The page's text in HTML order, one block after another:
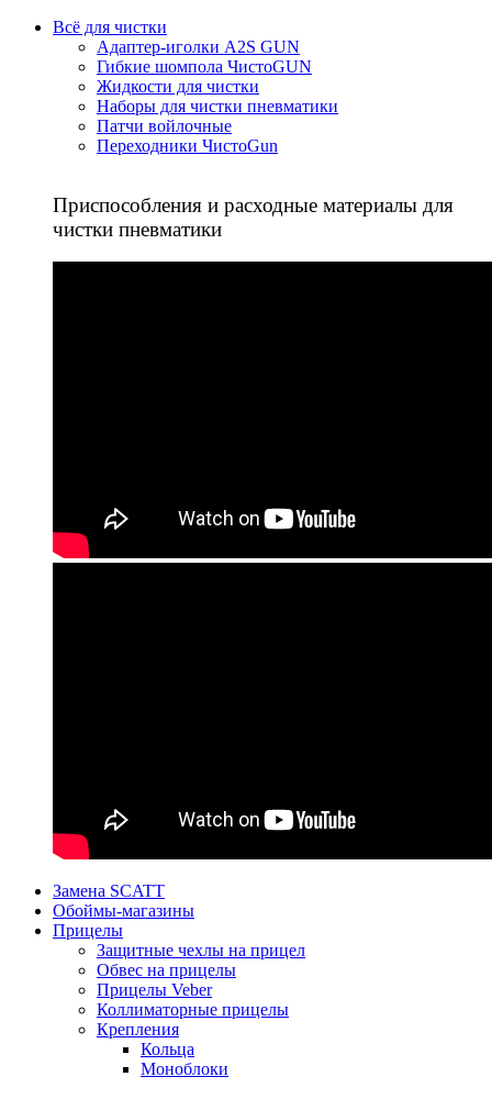
Всё для чистки
Адаптер-иголки A2S GUN
Гибкие шомпола ЧистоGUN
Жидкости для чистки
Наборы для чистки пневматики
Патчи войлочные
Переходники ЧистоGun
Приспособления и расходные материалы для
чистки пневматики
Замена SCATT
Обоймы-магазины
Прицелы
Защитные чехлы на прицел
Обвес на прицелы
Прицелы Veber
Коллиматорные прицелы
Крепления
Кольца
Моноблоки